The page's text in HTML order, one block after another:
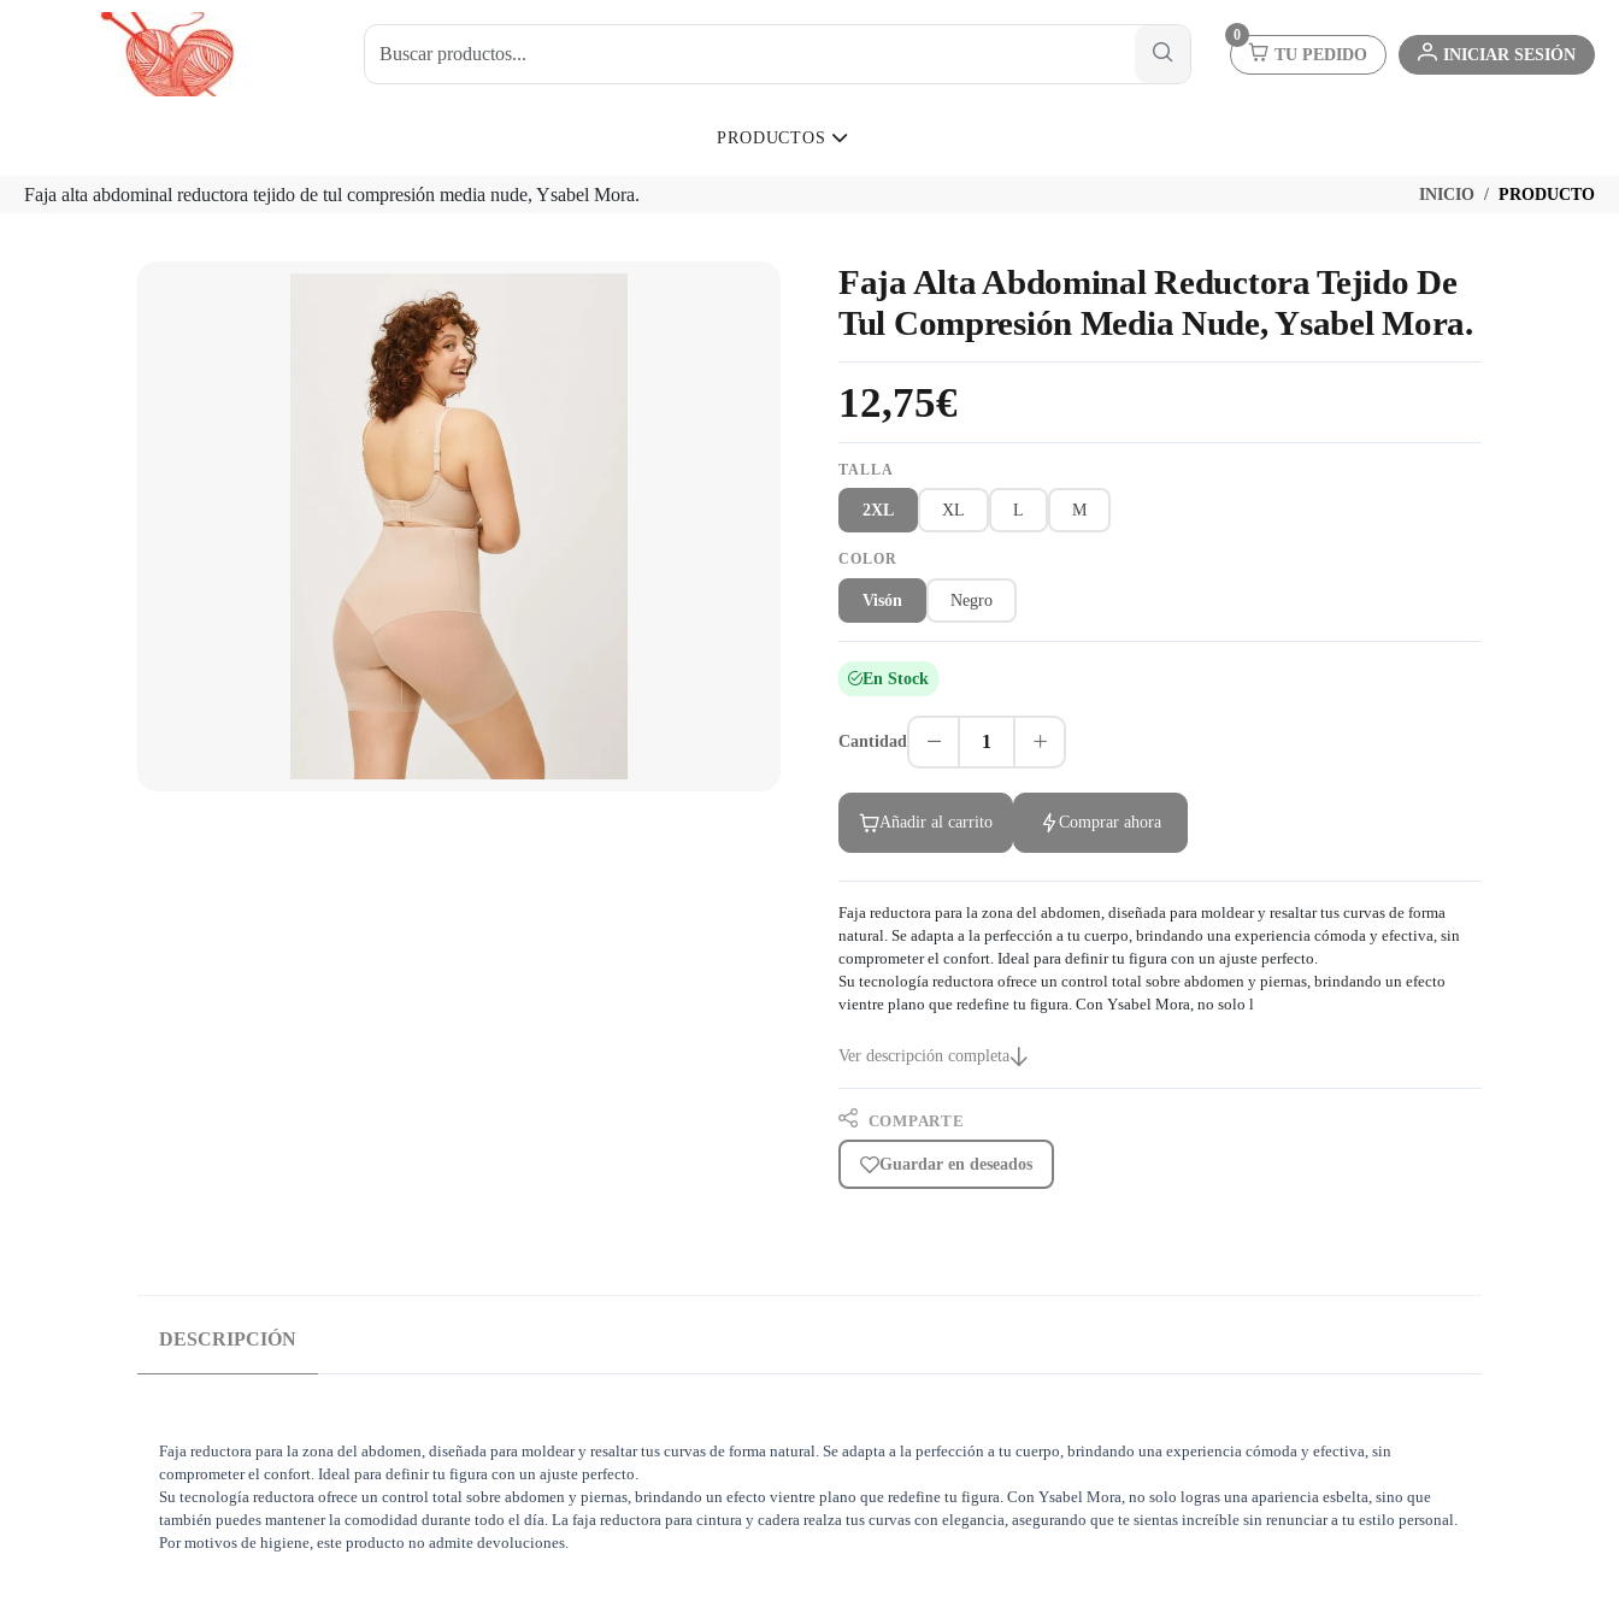
0
TU PEDIDO INICIAR SESIÓN
PRODUCTOS
Faja alta abdominal reductora tejido de tul compresión media nude, Ysabel Mora. INICIO PRODUCTO
Faja Alta Abdominal Reductora Tejido De
Tul Compresión Media Nude, Ysabel Mora.
12,75€
TALLA
2XL XL L M
COLOR
Visón Negro
En Stock
Cantidad 1
Añadir al carrito Comprar ahora
Faja reductora para la zona del abdomen, diseñada para moldear y resaltar tus curvas de forma
natural. Se adapta a la perfección a tu cuerpo, brindando una experiencia cómoda y efectiva, sin
comprometer el confort. Ideal para definir tu figura con un ajuste perfecto.
Su tecnología reductora ofrece un control total sobre abdomen y piernas, brindando un efecto
vientre plano que redefine tu figura. Con Ysabel Mora, no solo l
Ver descripción completa
COMPARTE
Guardar en deseados
DESCRIPCIÓN
Faja reductora para la zona del abdomen, diseñada para moldear y resaltar tus curvas de forma natural. Se adapta a la perfección a tu cuerpo, brindando una experiencia cómoda y efectiva, sin
comprometer el confort. Ideal para definir tu figura con un ajuste perfecto.
Su tecnología reductora ofrece un control total sobre abdomen y piernas, brindando un efecto vientre plano que redefine tu figura. Con Ysabel Mora, no solo logras una apariencia esbelta, sino que
también puedes mantener la comodidad durante todo el día. La faja reductora para cintura y cadera realza tus curvas con elegancia, asegurando que te sientas increíble sin renunciar a tu estilo personal.
Por motivos de higiene, este producto no admite devoluciones.